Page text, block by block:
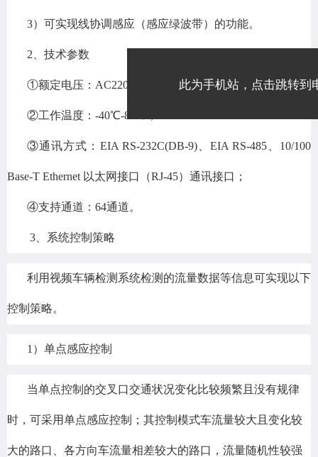
此为手机站，点击跳转到
3）可实现线协调感应（感应绿波带）的功能。
2、技术参数
①额定电压：AC220±20%；
②工作温度：-40℃-85℃；
③通讯方式：EIA RS-232C(DB-9)、EIA RS-485、10/100
Base-T Ethernet 以太网接口（RJ-45）通讯接口；
④支持通道：64通道。
3、系统控制策略
利用视频车辆检测系统检测的流量数据等信息可实现以下
控制策略。
1）单点感应控制
当单点控制的交叉口交通状况变化比较频繁且没有规律
时，可采用单点感应控制；其控制模式车流量较大且变化较
大的路口、各方向车流量相差较大的路口，流量随机性较强